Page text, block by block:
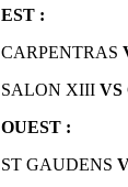
EST :
CARPENTRAS
SALON XIII VS
OUEST :
ST GAUDENS